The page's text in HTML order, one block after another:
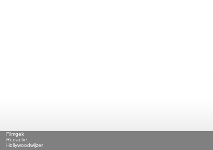
Filmgek
Redactie
Hollywoodwijzer